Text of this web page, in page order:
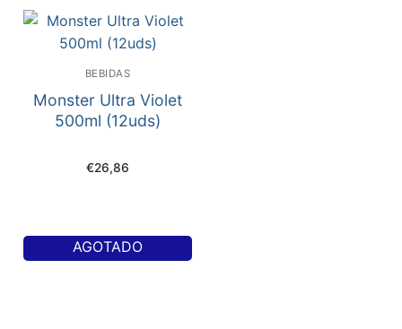
BEBIDAS
Monster Ultra Violet
500ml (12uds)
€26,86
AGOTADO